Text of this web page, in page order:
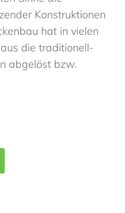
Konstruktionen
hat in vielen
die traditionell-
abgelöst bzw.